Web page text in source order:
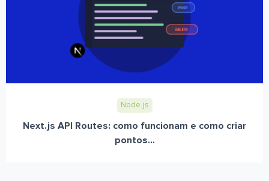
Node.js
Next.js API Routes: como funcionam e como criar
pontos...